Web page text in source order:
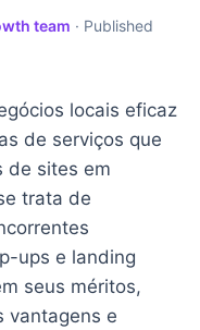
team · Published
locais eficaz
de serviços que
de sites em
trata de
ups e landing
seus méritos,
vantagens e